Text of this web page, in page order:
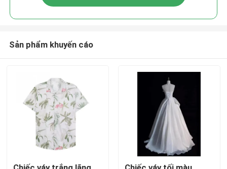
Sản phẩm khuyến cáo